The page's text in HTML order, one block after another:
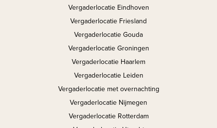
Vergaderlocatie Eindhoven
Vergaderlocatie Friesland
Vergaderlocatie Gouda
Vergaderlocatie Groningen
Vergaderlocatie Haarlem
Vergaderlocatie Leiden
Vergaderlocatie met overnachting
Vergaderlocatie Nijmegen
Vergaderlocatie Rotterdam